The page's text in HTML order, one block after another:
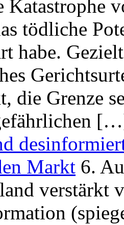
Katastrophe
tödliche
habe.
die Grenze
Markt 6.
verstärkt